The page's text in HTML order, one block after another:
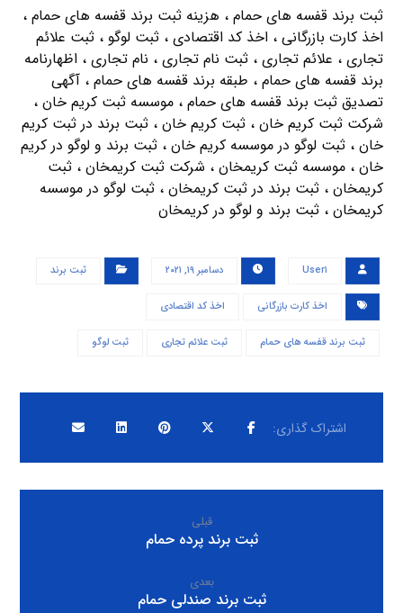
ثبت برند قفسه های حمام ، هزینه ثبت برند قفسه های حمام ،
اخذ کارت بازرگانی ، اخذ کد اقتصادی ، ثبت لوگو ، ثبت علائم
تجاری ، علائم تجاری ، ثبت نام تجاری ، نام تجاری ، اظهارنامه
برند قفسه های حمام ، طبقه برند قفسه های حمام ، آگهی
تصدیق ثبت برند قفسه های حمام ، موسسه ثبت کریم خان ،
شرکت ثبت کریم خان ، ثبت کریم خان ، ثبت برند در ثبت کریم
خان ، ثبت لوگو در موسسه کریم خان ، ثبت برند و لوگو در کریم
خان ، موسسه ثبت کریمخان ، شرکت ثبت کریمخان ، ثبت
کریمخان ، ثبت برند در ثبت کریمخان ، ثبت لوگو در موسسه
کریمخان ، ثبت برند و لوگو در کریمخان
User۱ دسامبر ۱۹, ۲۰۲۱ ثبت برند
اخذ کارت بازرگانی اخذ کد اقتصادی
ثبت برند قفسه های حمام ثبت علائم تجاری ثبت لوگو
قبلی
ثبت برند پرده حمام
بعدی
ثبت برند صندلی حمام